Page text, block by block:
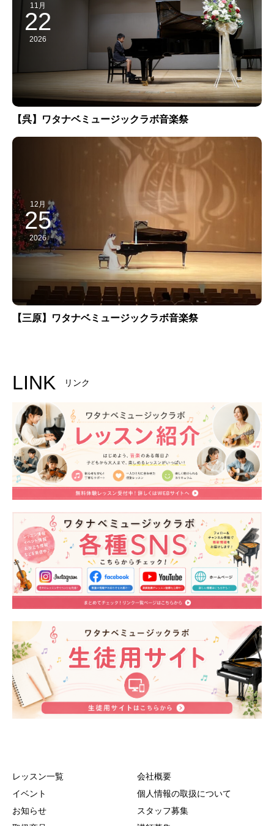
11月
22
2026
【呉】ワタナベミュージックラボ音楽祭
12月
25
2026
【三原】ワタナベミュージックラボ音楽祭
LINK リンク
レッスン一覧
イベント
お知らせ
会社概要
個人情報の取扱について
スタッフ募集